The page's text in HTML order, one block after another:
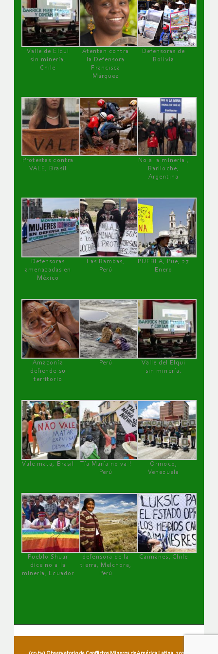
Valle de Elqui
sin minería.
Chile
Atentan contra
la Defensora
Francisca
Márquez
Defensoras de
Bolivia
Protestas contra
VALE, Brasil
No a la minería ,
Bariloche,
Argentina
Defensoras
amenazadas en
México
Las Bambas,
Perú
PUEBLA, Pue, 27
Enero
Amazonía
defiende su
territorio
Perú
Valle del Elqui
sin minería.
Vale mata, Brasil
Tía María no va !
Perú
Orinoco,
Venezuela
Pueblo Shuar
dice no a la
minería, Ecuador
defensora de la
tierra, Melchora,
Perú
Caimanes, Chile